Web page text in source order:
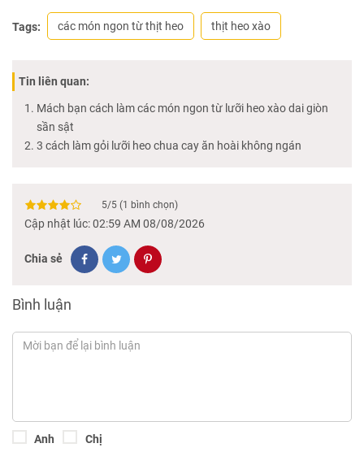
Tags: các món ngon từ thịt heo thịt heo xào
Tin liên quan:
Mách bạn cách làm các món ngon từ lưỡi heo xào dai giòn
sần sật
3 cách làm gỏi lưỡi heo chua cay ăn hoài không ngán
5/5 (1 bình chọn)
Cập nhật lúc: 02:59 AM 08/08/2026
Chia sẻ
Bình luận
Anh Chị